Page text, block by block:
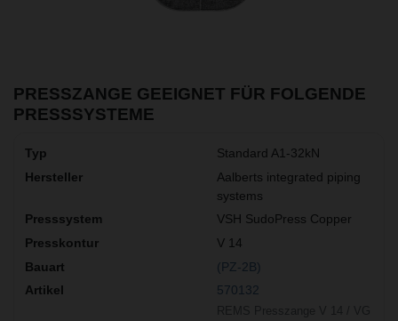
PRESSZANGE GEEIGNET FÜR FOLGENDE
PRESSSYSTEME
Standard A1-32kN
Aalberts integrated piping
systems
VSH SudoPress Copper
V 14
(PZ-2B)
570132